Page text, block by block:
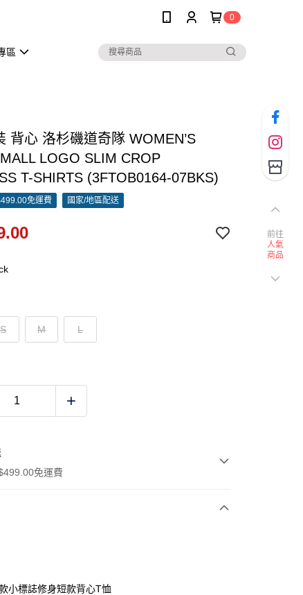
0
區
背心 洛杉磯道奇隊 WOMEN’S
LOGO SLIM CROP
T-SHIRTS (3FTOB0164-07BKS)
免運費 國家/地區配送
S M L
免運費
小標誌修身短款背心T恤
前往
人氣
商品